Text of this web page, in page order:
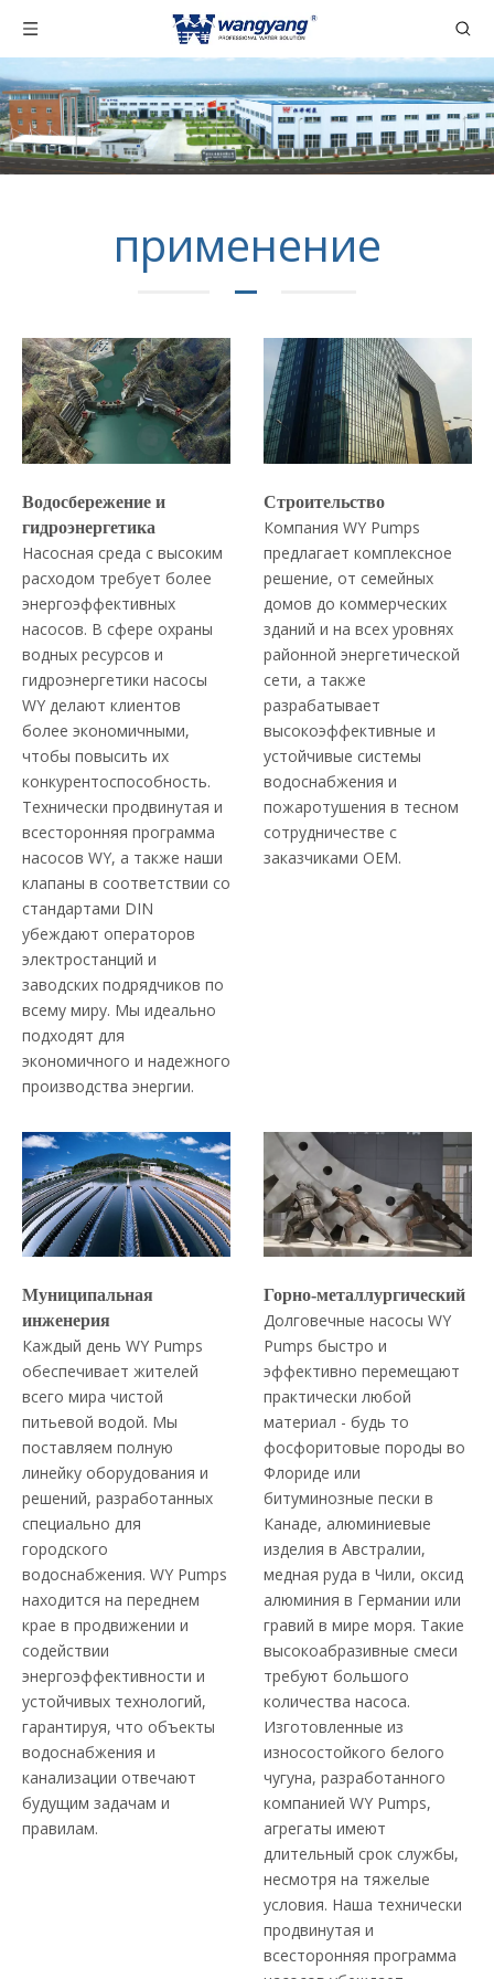
применение
Водосбережение и
гидроэнергетика
Насосная среда с высоким
расходом требует более
энергоэффективных
насосов. В сфере охраны
водных ресурсов и
гидроэнергетики насосы
WY делают клиентов
более экономичными,
чтобы повысить их
конкурентоспособность.
Технически продвинутая и
всесторонняя программа
насосов WY, а также наши
клапаны в соответствии со
стандартами DIN
убеждают операторов
электростанций и
заводских подрядчиков по
всему миру. Мы идеально
подходят для
экономичного и надежного
производства энергии.
Строительство
Компания WY Pumps
предлагает комплексное
решение, от семейных
домов до коммерческих
зданий и на всех уровнях
районной энергетической
сети, а также
разрабатывает
высокоэффективные и
устойчивые системы
водоснабжения и
пожаротушения в тесном
сотрудничестве с
заказчиками OEM.
Муниципальная
инженерия
Каждый день WY Pumps
обеспечивает жителей
всего мира чистой
питьевой водой. Мы
поставляем полную
линейку оборудования и
решений, разработанных
специально для
городского
водоснабжения. WY Pumps
находится на переднем
крае в продвижении и
содействии
энергоэффективности и
устойчивых технологий,
гарантируя, что объекты
водоснабжения и
канализации отвечают
будущим задачам и
правилам.
Горно-металлургический
Долговечные насосы WY
Pumps быстро и
эффективно перемещают
практически любой
материал - будь то
фосфоритовые породы во
Флориде или
битуминозные пески в
Канаде, алюминиевые
изделия в Австралии,
медная руда в Чили, оксид
алюминия в Германии или
гравий в мире моря. Такие
высокоабразивные смеси
требуют большого
количества насоса.
Изготовленные из
износостойкого белого
чугуна, разработанного
компанией WY Pumps,
агрегаты имеют
длительный срок службы,
несмотря на тяжелые
условия. Наша технически
продвинутая и
всесторонняя программа